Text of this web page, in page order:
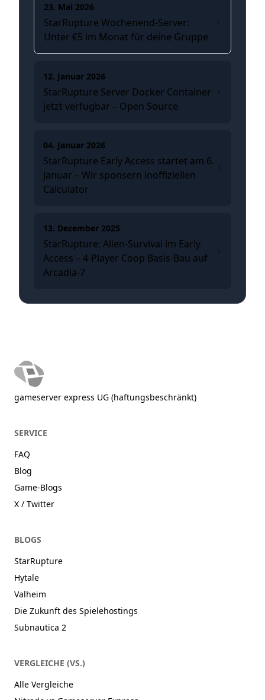
23. Mai 2026
StarRupture Wochenend-Server:
Unter €5 im Monat für deine Gruppe
12. Januar 2026
StarRupture Server Docker Container
jetzt verfügbar – Open Source
04. Januar 2026
StarRupture Early Access startet am 6.
Januar – Wir sponsern inoffiziellen
Calculator
13. Dezember 2025
StarRupture: Alien-Survival im Early
Access – 4-Player Coop Basis-Bau auf
Arcadia-7
gameserver express UG (haftungsbeschränkt)
SERVICE
FAQ
Blog
Game-Blogs
X / Twitter
BLOGS
StarRupture
Hytale
Valheim
Die Zukunft des Spielehostings
Subnautica 2
VERGLEICHE (VS.)
Alle Vergleiche